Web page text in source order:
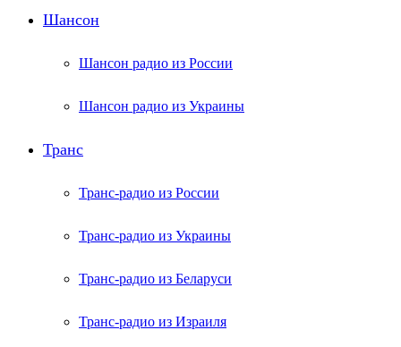
Шансон
Шансон радио из России
Шансон радио из Украины
Транс
Транс-радио из России
Транс-радио из Украины
Транс-радио из Беларуси
Транс-радио из Израиля